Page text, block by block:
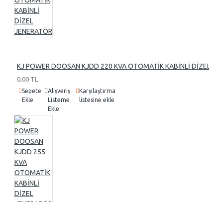
KJ POWER DOOSAN KJDD 220 KVA OTOMATİK KABİNLİ DİZEL
0,00 TL
Sepete
Ekle
Alışveriş
Listeme
Ekle
Karşılaştırma
listesine ekle